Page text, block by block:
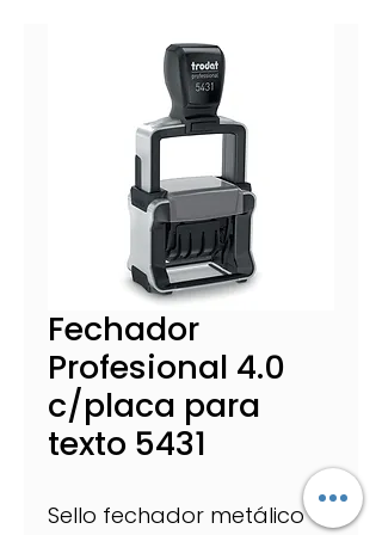
Fechador
Profesional 4.0
c/placa para
texto 5431
Sello fechador metálico